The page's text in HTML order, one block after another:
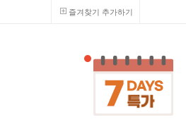
즐겨찾기 추가하기